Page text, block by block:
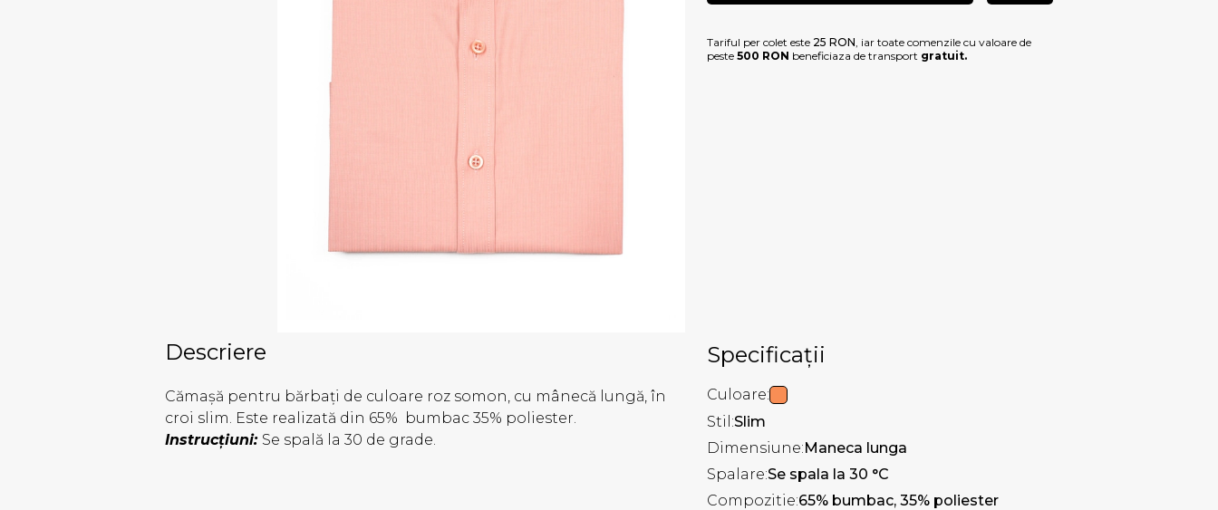
Tariful per colet este 25 RON , iar toate comenzile cu valoare de
peste 500 RON beneficiaza de transport gratuit.
Descriere
Cămașă pentru bărbați de culoare roz somon, cu mânecă lungă, în
croi slim. Este realizată din 65% bumbac 35% poliester.
Instrucțiuni: Se spală la 30 de grade.
Specificații
Culoare:
Stil:Slim
Dimensiune:Maneca lunga
Spalare:Se spala la 30 °C
Compozitie:65% bumbac, 35% poliester